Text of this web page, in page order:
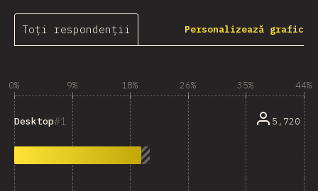
Toți respondenții Personalizează grafic
0% 9% 18% 26% 35% 44%
1
Desktop 5,720